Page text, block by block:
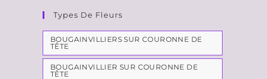
Types De Fleurs
BOUGAINVILLIERS SUR COURONNE DE
TÊTE
BOUGAINVILLIER SUR COURONNE DE
TÊTE